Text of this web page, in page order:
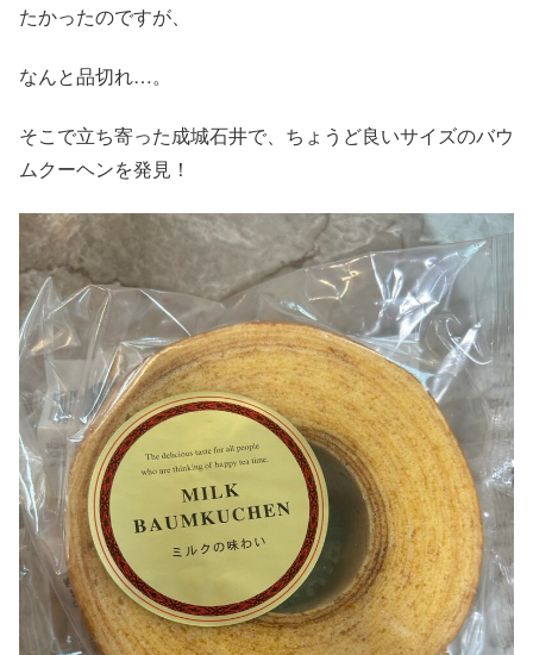
たかったのですが、
なんと品切れ…。
そこで立ち寄った成城石井で、ちょうど良いサイズのバウ
ムクーヘンを発見！